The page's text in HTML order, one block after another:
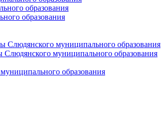
образования
образования
Слюдянского муниципального образования
муниципального образования
образования